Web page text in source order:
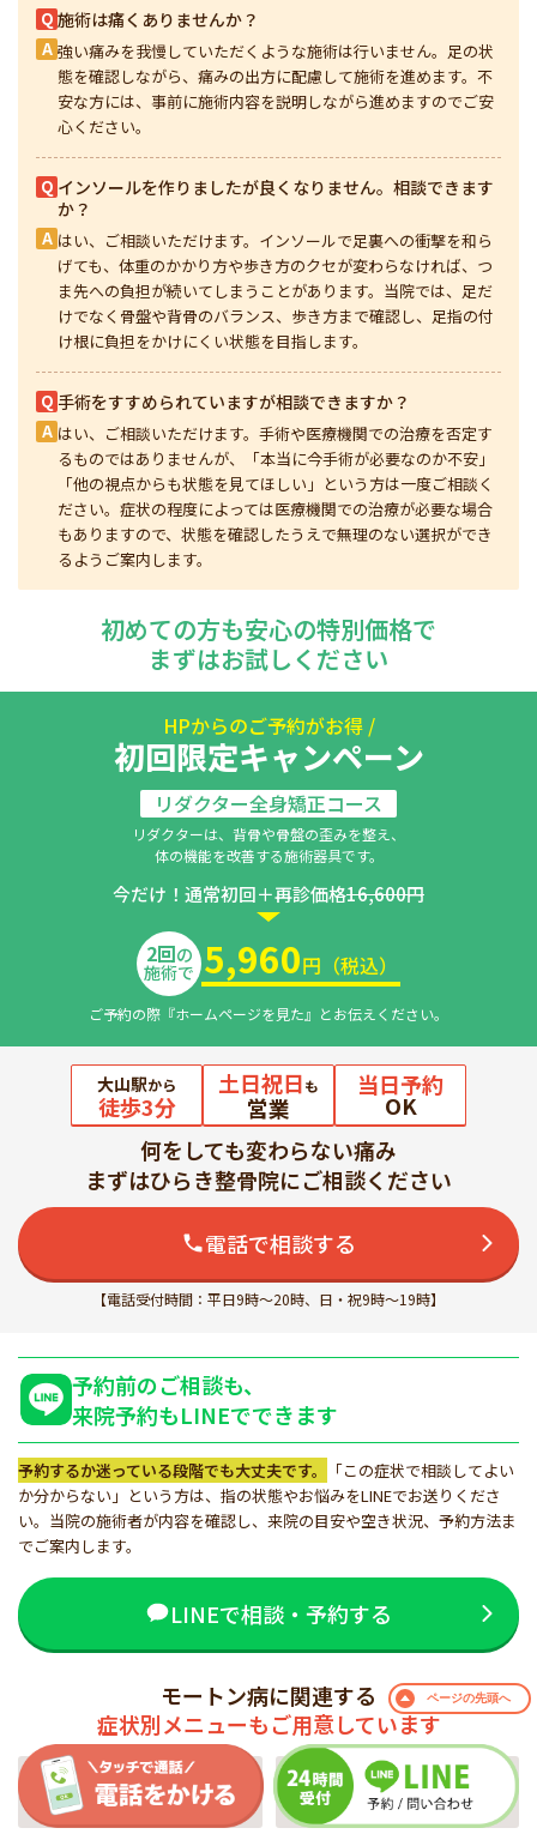
Q 施術は痛くありませんか？
A 強い痛みを我慢していただくような施術は行いません。足の状
態を確認しながら、痛みの出方に配慮して施術を進めます。不
安な方には、事前に施術内容を説明しながら進めますのでご安
心ください。
Q インソールを作りましたが良くなりません。相談できます
か？
A はい、ご相談いただけます。インソールで足裏への衝撃を和ら
げても、体重のかかり方や歩き方のクセが変わらなければ、つ
ま先への負担が続いてしまうことがあります。当院では、足だ
けでなく骨盤や背骨のバランス、歩き方まで確認し、足指の付
け根に負担をかけにくい状態を目指します。
Q 手術をすすめられていますが相談できますか？
A はい、ご相談いただけます。手術や医療機関での治療を否定す
るものではありませんが、「本当に今手術が必要なのか不安」
「他の視点からも状態を見てほしい」という方は一度ご相談く
ださい。症状の程度によっては医療機関での治療が必要な場合
もありますので、状態を確認したうえで無理のない選択ができ
るようご案内します。
初めての方も安心の特別価格で
まずはお試しください
HPからのご予約がお得 /
初回限定キャンペーン
リダクター全身矯正コース
リダクターは、背骨や骨盤の歪みを整え、
体の機能を改善する施術器具です。
今だけ！通常初回＋再診価格16,600円
2回の
施術で 5,960円（税込）
ご予約の際『ホームページを見た』とお伝えください。
大山駅から
徒歩3分
土日祝日も
営業
当日予約
OK
何をしても変わらない痛み
まずはひらき整骨院にご相談ください
電話で相談する
【電話受付時間：平日9時～20時、日・祝9時～19時】
予約前のご相談も、
来院予約もLINEでできます
予約するか迷っている段階でも大丈夫です。
「この症状で相談してよい
か分からない」という方は、指の状態やお悩みをLINEでお送りくださ
い。当院の施術者が内容を確認し、来院の目安や空き状況、予約方法ま
でご案内します。
LINEで相談・予約する
モートン病に関連する
症状別メニューもご用意しています
外反母趾・扁平足 強剛母趾
ページの先頭へ